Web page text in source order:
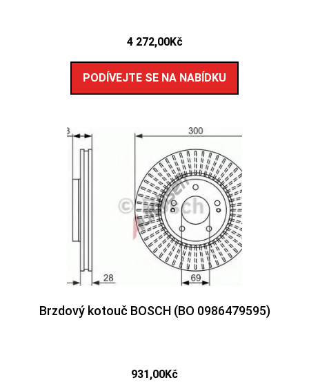
4 272,00Kč
PODÍVEJTE SE NA NABÍDKU
Brzdový kotouč BOSCH (BO 0986479595)
931,00Kč